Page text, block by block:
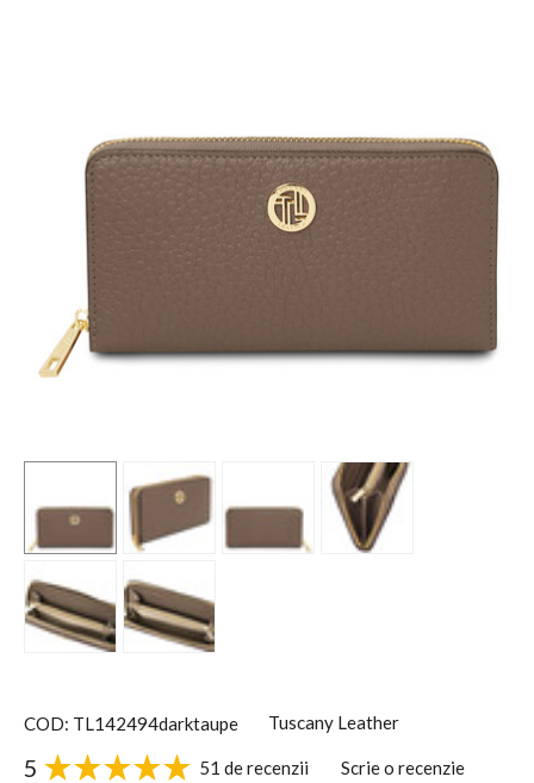
COD: TL142494darktaupe Tuscany Leather
5 51 de recenzii Scrie o recenzie